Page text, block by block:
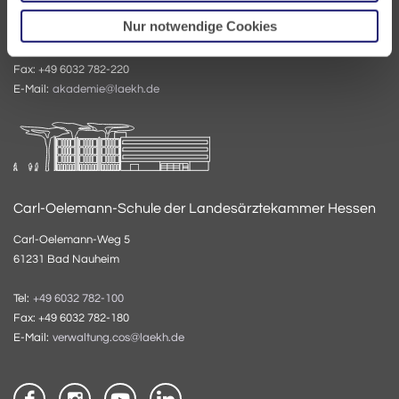
Nur notwendige Cookies
61231 Bad Nauheim
Fax: +49 6032 782-220
E-Mail: akademie@laekh.de
Carl-Oelemann-Schule der Landesärztekammer Hessen
Carl-Oelemann-Weg 5
61231 Bad Nauheim
Tel: +49 6032 782-100
Fax: +49 6032 782-180
E-Mail: verwaltung.cos@laekh.de